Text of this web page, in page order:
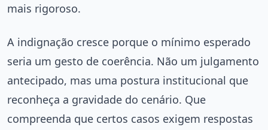
mais rigoroso.
A indignação cresce porque o mínimo esperado
seria um gesto de coerência. Não um julgamento
antecipado, mas uma postura institucional que
reconheça a gravidade do cenário. Que
compreenda que certos casos exigem respostas